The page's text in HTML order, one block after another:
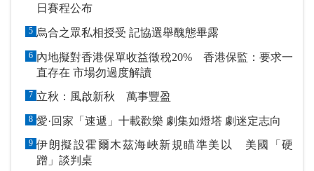
日賽程公布
5 烏合之眾私相授受 記協選舉醜態畢露
6 內地擬對香港保單收益徵稅20% 香港保監：要求一
直存在 市場勿過度解讀
7 立秋：風啟新秋 萬事豐盈
8 愛·回家「速遞」十載歡樂 劇集如燈塔 劇迷定志向
9 伊朗擬設霍爾木茲海峽新規瞄準美以 美國「硬
蹭」談判桌